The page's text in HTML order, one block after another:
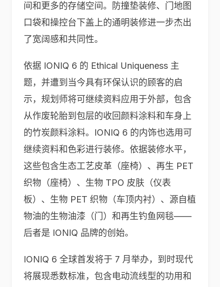
间和更多的存储空间。防撞垫装修、门地图
口袋和操控台下盖上的通明装修进一步杰出
了宽阔感和共同性。
依据 IONIQ 6 的 Ethical Uniqueness 主
题，并遭到当今具有环保认识的顾客的启
示，规划师将可继续资料应用于外部，包含
从作废轮胎到包层的收回颜料涂料和车身上
的竹炭颜料涂料。IONIQ 6 的内饰也选用可
继续资料和色彩进行装修。依据装修水平，
这些包含生态工艺皮革（座椅）、再生 PET
织物（座椅）、生物 TPO 皮肤（仪表
板）、生物 PET 织物（车顶内衬）、源自植
物油的生物油漆（门）和再生钓鱼网毯——
后者是 IONIQ 品牌的创始。
IONIQ 6 全球首发将于 7 月举办，到时现代
将展现悉数标准，包含电动流线型的功用和